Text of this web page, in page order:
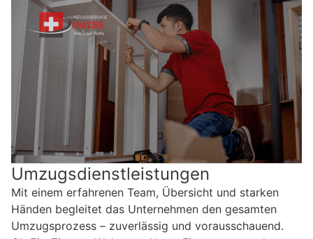
Umzugsdienstleistungen
Mit einem erfahrenen Team, Übersicht und starken
Händen begleitet das Unternehmen den gesamten
Umzugsprozess – zuverlässig und vorausschauend.